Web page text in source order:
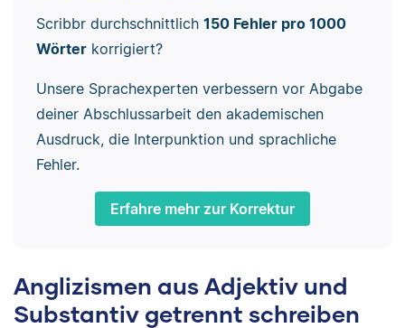
Scribbr durchschnittlich 150 Fehler pro 1000
Wörterkorrigiert?
Unsere Sprachexperten verbessern vor Abgabe
deiner Abschlussarbeit den akademischen
Ausdruck, die Interpunktion und sprachliche
Fehler.
Erfahre mehr zur Korrektur
Anglizismen aus Adjektiv und
Substantiv getrennt schreiben